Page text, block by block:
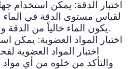
لقياس مستوى الدقة في
يكون الماء خالياً من الدقة وأي شوائب أخرى.
اختبار المواد العضوية
والتأكد من خلوه من أي